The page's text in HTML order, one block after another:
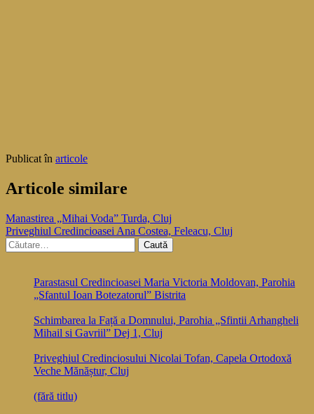
Publicat în articole
Articole similare
Navigare
în
articole
Manastirea „Mihai Voda” Turda, Cluj
Priveghiul Credincioasei Ana Costea, Feleacu, Cluj
Caută
după:
Parastasul Credincioasei Maria Victoria Moldovan, Parohia
„Sfantul Ioan Botezatorul” Bistrita
Schimbarea la Față a Domnului, Parohia „Sfintii Arhangheli
Mihail si Gavriil” Dej 1, Cluj
Priveghiul Credinciosului Nicolai Tofan, Capela Ortodoxă
Veche Mănăștur, Cluj
(fără titlu)